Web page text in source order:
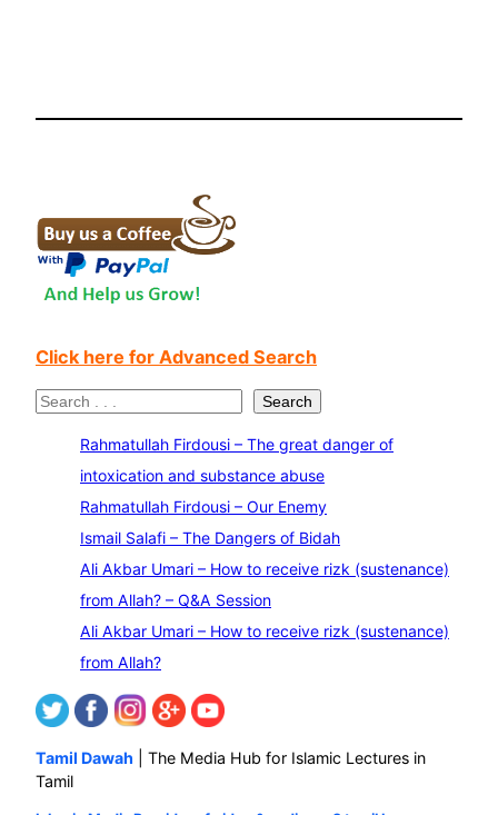
Click here for Advanced Search
S
Search
Rahmatullah Firdousi – The great danger of
intoxication and substance abuse
Rahmatullah Firdousi – Our Enemy
Ismail Salafi – The Dangers of Bidah
Ali Akbar Umari – How to receive rizk (sustenance)
from Allah? – Q&A Session
Ali Akbar Umari – How to receive rizk (sustenance)
from Allah?
Tamil Dawah | The Media Hub for Islamic Lectures in
Tamil